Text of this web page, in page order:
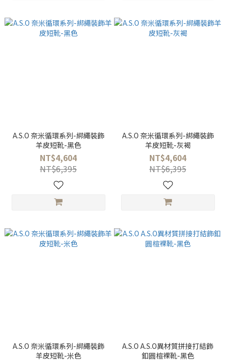
A.S.O 奈米循環系列-綁繩裝飾
羊皮短靴-黑色
NT$4,604
NT$6,395
A.S.O 奈米循環系列-綁繩裝飾
羊皮短靴-灰褐
NT$4,604
NT$6,395
A.S.O 奈米循環系列-綁繩裝飾
羊皮短靴-米色
A.S.O A.S.O異材質拼接打結飾
釦圓楦裸靴-黑色